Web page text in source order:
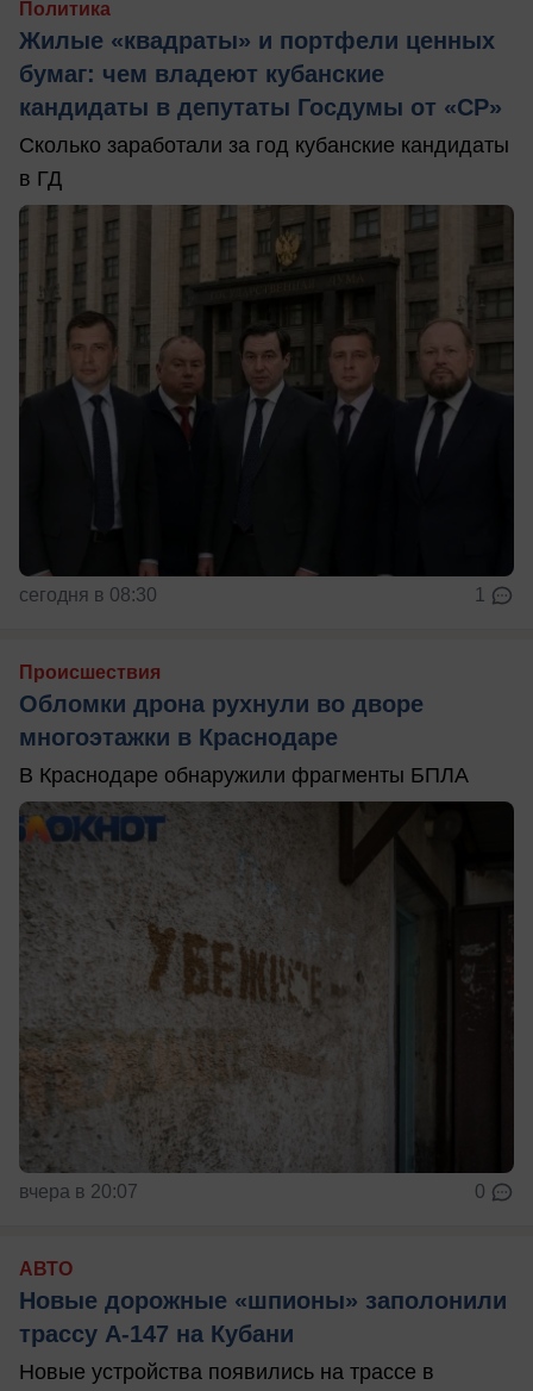
Политика
Жилые «квадраты» и портфели ценных
бумаг: чем владеют кубанские
кандидаты в депутаты Госдумы от «СР»
Сколько заработали за год кубанские кандидаты
в ГД
сегодня в 08:30 1
Происшествия
Обломки дрона рухнули во дворе
многоэтажки в Краснодаре
В Краснодаре обнаружили фрагменты БПЛА
вчера в 20:07 0
АВТО
Новые дорожные «шпионы» заполонили
трассу А-147 на Кубани
Новые устройства появились на трассе в